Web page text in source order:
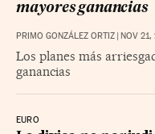
mayores ganancias
PRIMO GONZÁLEZ ORTIZ | NOV
Los planes más
ganancias
EURO